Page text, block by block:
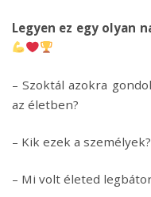
Legyen ez egy olyan
– Szoktál azokra
az életben?
– Kik ezek a személyek?
– Mi volt életed